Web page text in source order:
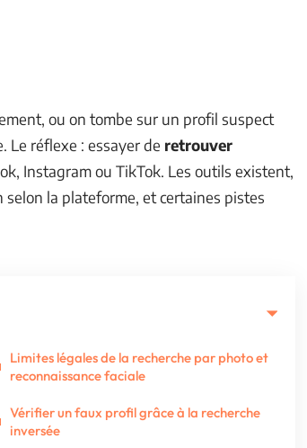
ou on tombe sur un profil suspect
Le réflexe : essayer de retrouver
Instagram ou TikTok. Les outils existent,
la plateforme, et certaines pistes
Limites légales de la recherche par photo et
reconnaissance faciale
Vérifier un faux profil grâce à la recherche
inversée